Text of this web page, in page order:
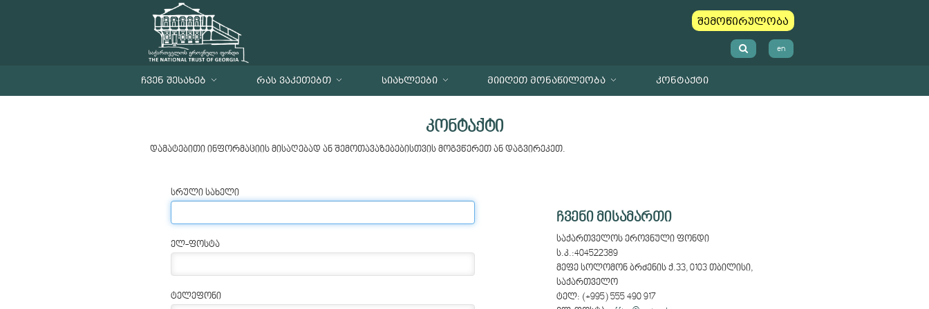
შემოწირულობა
en
ᲩᲕᲔᲜ ᲨᲔᲡᲐᲮᲔᲑ ᲠᲐᲡ ᲕᲐᲙᲔᲗᲔᲑᲗ ᲡᲘᲐᲮᲚᲔᲔᲑᲘ ᲛᲘᲘᲦᲔᲗ ᲛᲝᲜᲐᲬᲘᲚᲔᲝᲑᲐ ᲙᲝᲜᲢᲐᲥᲢᲘ
კონტაქტი
დამატებითი ინფორმაციის მისაღებად ან შემოთავაზებებისთვის მოგვწერეთ ან დაგვირეკეთ.
სრული სახელი
ელ-ფოსტა
ტელეფონი
ჩვენი მისამართი
საქართველოს ეროვნული ფონდი
ს.კ.:404522389
მეფე სოლომონ ბრძენის ქ.33, 0103 თბილისი,
საქართველო
ტელ: (+995) 555 490 917